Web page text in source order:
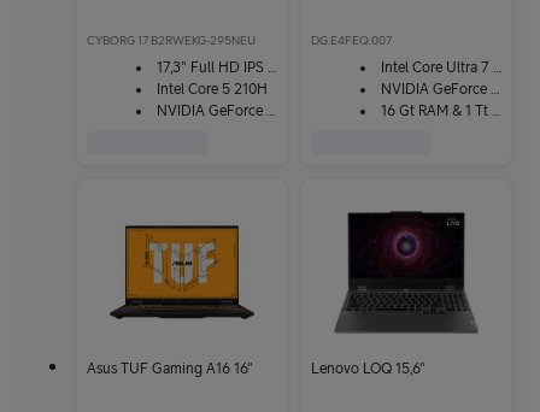
CYBORG 17 B2RWEKG-295NEU
17,3" Full HD IPS -näyttö
Intel Core 5 210H
NVIDIA GeForce RTX 5050
DG.E4FEQ.007
Intel Core Ultra 7 265F
NVIDIA GeForce RTX 5060
16 Gt RAM & 1 Tt SSD
Asus TUF Gaming A16 16" Lenovo LOQ 15,6"